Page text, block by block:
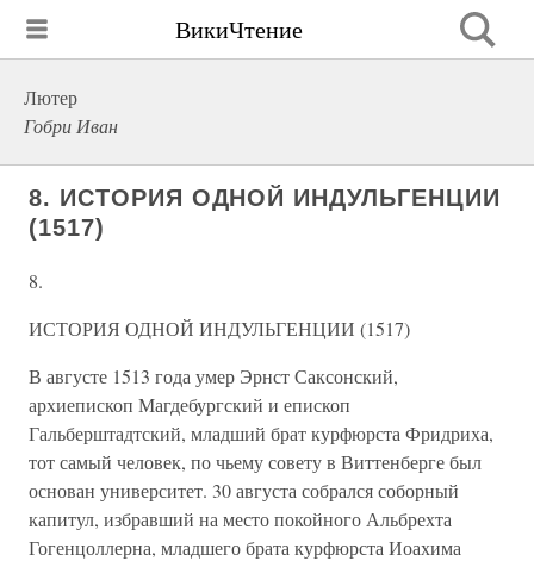
ВикиЧтение
Лютер
Гобри Иван
8. ИСТОРИЯ ОДНОЙ ИНДУЛЬГЕНЦИИ
(1517)
8.
ИСТОРИЯ ОДНОЙ ИНДУЛЬГЕНЦИИ (1517)
В августе 1513 года умер Эрнст Саксонский,
архиепископ Магдебургский и епископ
Гальберштадтский, младший брат курфюрста Фридриха,
тот самый человек, по чьему совету в Виттенберге был
основан университет. 30 августа собрался соборный
капитул, избравший на место покойного Альбрехта
Гогенцоллерна, младшего брата курфюрста Иоахима